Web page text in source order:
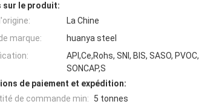
sur le produit:
La Chine
marque:
huanya steel
API,Ce,Rohs, SNI, BIS, SASO, PVOC,
SONCAP,S
de paiement et expédition:
de commande min:
5 tonnes